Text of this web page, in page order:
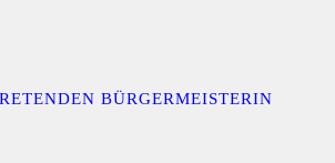
BÜRGERMEISTERIN